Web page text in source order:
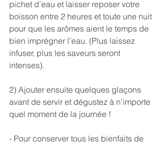
pichet d’eau et laisser reposer votre
boisson entre 2 heures et toute une nuit
pour que les arômes aient le temps de
bien imprégner l’eau. (Plus laissez
infuser, plus les saveurs seront
intenses).
2) Ajouter ensuite quelques glaçons
avant de servir et dégustez à n’importe
quel moment de la journée !
- Pour conserver tous les bienfaits de